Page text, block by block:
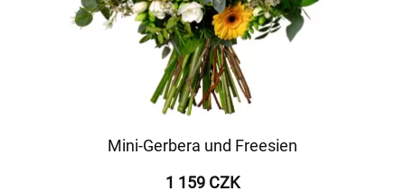
Mini-Gerbera und Freesien
1 159 CZK